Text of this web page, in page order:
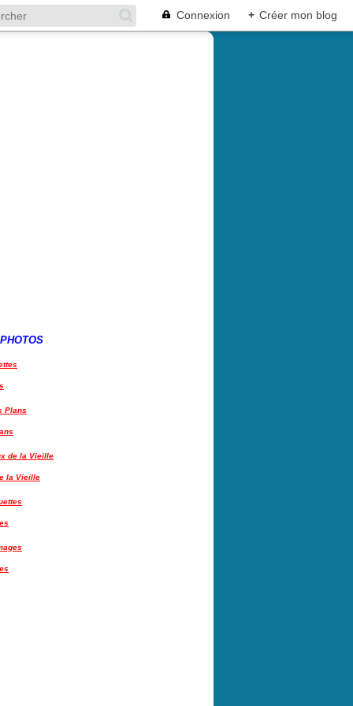
Connexion + Créer mon blog
la Vieille